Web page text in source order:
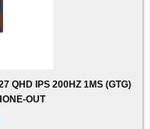
QHD IPS 200HZ 1MS (GTG)
OUT